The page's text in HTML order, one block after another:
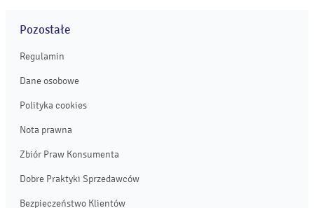
Pozostałe
Regulamin
Dane osobowe
Polityka cookies
Nota prawna
Zbiór Praw Konsumenta
Dobre Praktyki Sprzedawców
Bezpieczeństwo Klientów